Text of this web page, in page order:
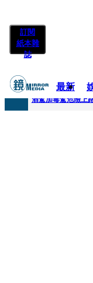
訂閱
紙本雜
誌
最新
快訊
酒駕加毒駕危險上